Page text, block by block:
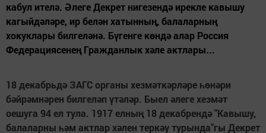
кабул ителә. Әлеге Декрет нигезендә ирекле кавышу
кагыйдәләре, ир белән хатынның, балаларның
хокуклары билгеләнә. Бүгенге көндә алар Россия
Федерациясенең Гражданлык хәле актлары...
18 декабрьдә ЗАГС органы хезмәткәрләре һөнәри
бәйрәмнәрен билгеләп үтәләр. Быел әлеге хезмәт
оешуга 94 ел тула. 1917 елның 18 декабрендә "Кавышу,
балаларны һәм актлар хәлен теркәү турында"гы Декрет